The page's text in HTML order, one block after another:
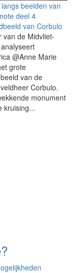
beelden van
deel 4
van Corbulo
van de Midvliet-
@Anne Marie
grote
van de
Corbulo.
monument
kruising...